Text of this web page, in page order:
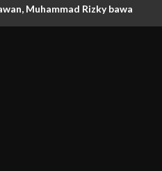
Muhammad Rizky bawa